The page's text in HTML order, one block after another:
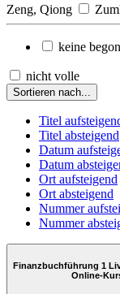
Zeng, Qiong
keine
nicht volle
Sortieren nach...
Titel
Titel absteigend
Datum
Datum
Ort aufsteigend
Ort absteigend
Nummer
Nummer
Online-